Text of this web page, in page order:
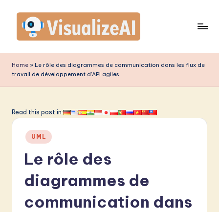
content
is
u
li
A
Home » Le rôle des diagrammes de communication dans les flux de
travail de développement d’API agiles
Read this post in:
Posted
in
UML
Le rôle des
diagrammes de
communication dans